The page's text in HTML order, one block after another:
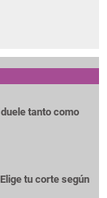
tanto como
tu corte según